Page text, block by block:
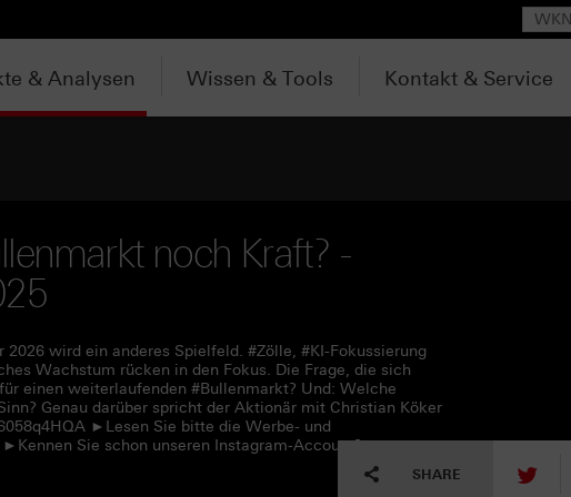
Suche
& Analysen Wissen & Tools Kontakt & Service
noch Kraft? -
wird ein anderes Spielfeld. #Zölle, #KI-Fokussierung
Wachstum rücken in den Fokus. Die Frage, die sich
einen weiterlaufenden #Bullenmarkt? Und: Welche
Genau darüber spricht der Aktionär mit Christian Köker
►Lesen Sie bitte die Werbe- und
Sie schon unseren Instagram-Account?
SHARE